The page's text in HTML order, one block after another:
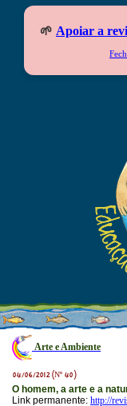
🌱 Apoiar a
Arte e Ambiente
04/06/2012 (Nº 40)
O homem, a arte e a
Link permanente: http://